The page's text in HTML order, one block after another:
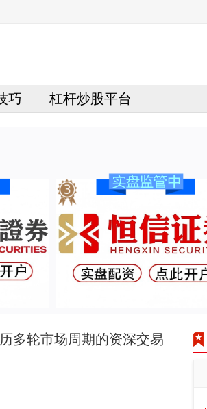
巧 杠杆炒股平台
多轮市场周期的资深交易